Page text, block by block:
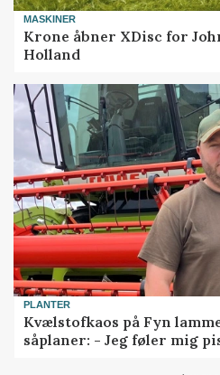
MASKINER
Krone åbner XDisc for
Holland
PLANTER
Kvælstofkaos på Fyn
såplaner: - Jeg føler mig